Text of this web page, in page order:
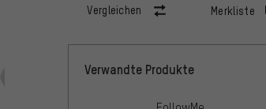
Vergleichen Merkliste
Verwandte Produkte